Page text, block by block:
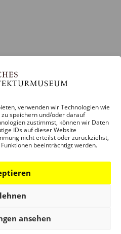
verwenden wir Technologien wie
speichern und/oder darauf
zustimmst, können wir Daten
IDs auf dieser Website
nicht erteilst oder zurückziehst,
beeinträchtigt werden.
ansehen